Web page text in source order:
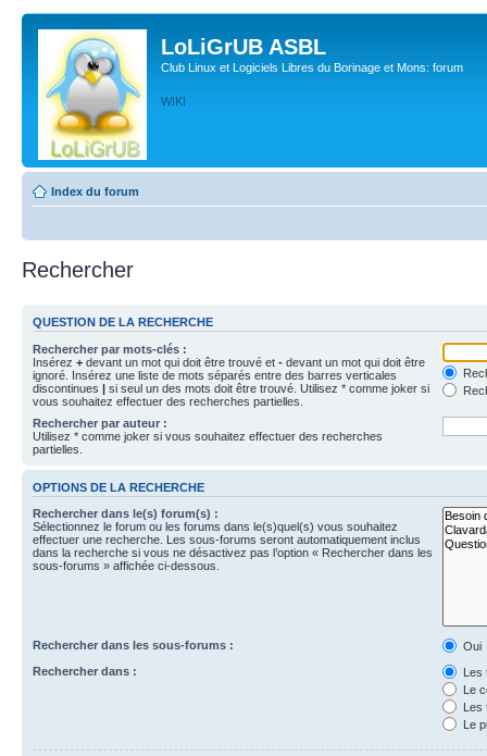
LoLiGrUB ASBL
Club Linux et Logiciels Libres du Borinage et Mons: forum
WIKI
Index du forum
Rechercher
QUESTION DE LA RECHERCHE
Rechercher par mots-clés :
Insérez + devant un mot qui doit être trouvé et - devant un mot qui doit être
ignoré. Insérez une liste de mots séparés entre des barres verticales
discontinues | si seul un des mots doit être trouvé. Utilisez * comme joker si
vous souhaitez effectuer des recherches partielles.
Rechercher par auteur :
Utilisez * comme joker si vous souhaitez effectuer des recherches
partielles.
OPTIONS DE LA RECHERCHE
Rechercher dans le(s) forum(s) :
Sélectionnez le forum ou les forums dans le(s)quel(s) vous souhaitez
effectuer une recherche. Les sous-forums seront automatiquement inclus
dans la recherche si vous ne désactivez pas l’option « Rechercher dans les
sous-forums » affichée ci-dessous.
Rechercher dans les sous-forums :
Oui
Rechercher dans :
Les
Le
Les
Le